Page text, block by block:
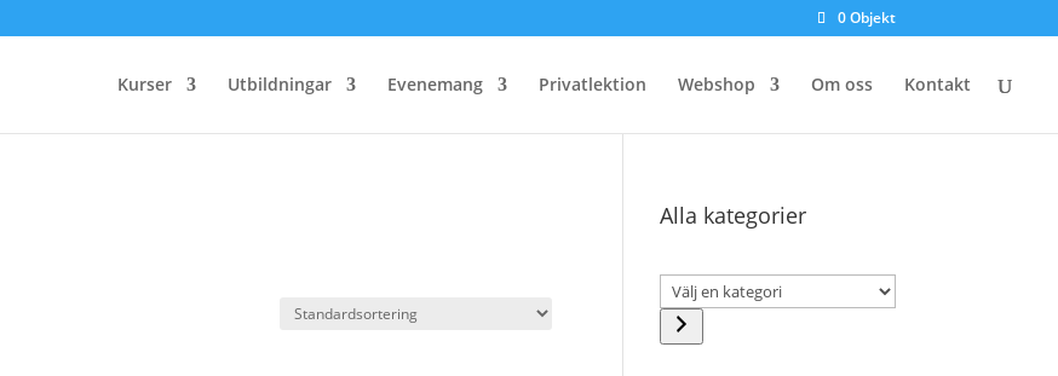
0 Objekt
Kurser Utbildningar Evenemang Privatlektion Webshop Om oss Kontakt
Alla kategorier
Välj
en
kategori